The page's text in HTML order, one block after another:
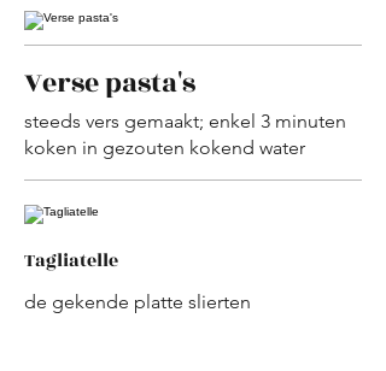
Verse pasta's
steeds vers gemaakt; enkel 3 minuten
koken in gezouten kokend water
Tagliatelle
de gekende platte slierten